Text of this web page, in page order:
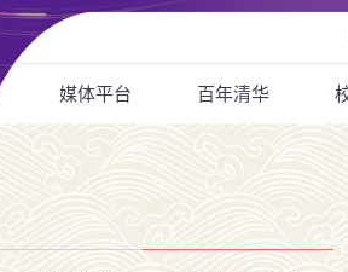
媒体平台 百年清华